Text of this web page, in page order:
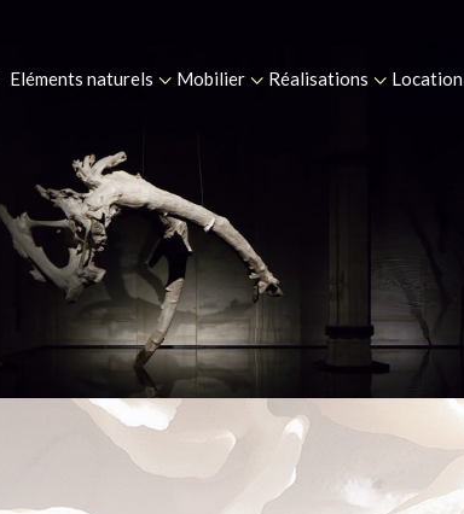
Eléments naturels Mobilier Réalisations Location